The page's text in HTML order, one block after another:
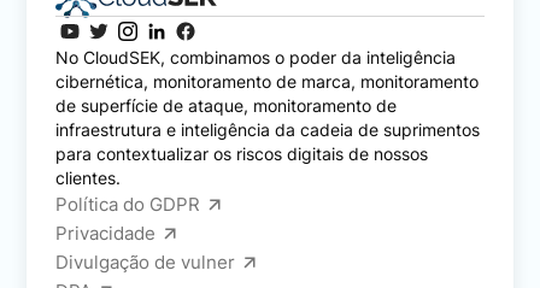
No CloudSEK, combinamos o poder da inteligência
cibernética, monitoramento de marca, monitoramento
de superfície de ataque, monitoramento de
infraestrutura e inteligência da cadeia de suprimentos
para contextualizar os riscos digitais de nossos
clientes.
Política do GDPR
Privacidade
Divulgação de vulner